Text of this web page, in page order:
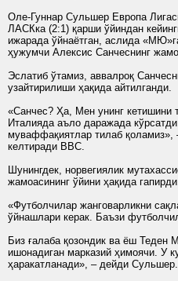
Оле-Гуннар Сульшер Европа
ЛАСКка (2:1) қарши ўйиндан
ижарада ўйнаётган, аслида
ҳужумчи Алексис Санчеснинг
Эслатиб ўтамиз, аввалроқ
узайтирилиши ҳақида айтилганди.
«Санчес? Ҳа, Мен унинг кетишини
Италияда аъло даражада
муваффақиятлар тилаб қоламиз»,
келтиради BBC.
Шунингдек, норвегиялик
жамоасининг ўйини ҳақида
«Футболчилар жанговарликни
ўйнашлари керак. Баъзи
Биз ғалаба қозондик ва ёш Теден
ишонадиган марказий ҳимоячи. У
ҳаракатланади», – дейди Сульшер.